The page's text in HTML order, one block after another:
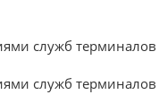
служб терминалов
служб терминалов